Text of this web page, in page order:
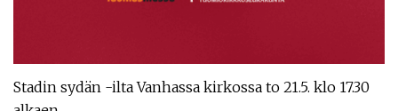
Stadin sydän -ilta Vanhassa kirkossa to 21.5. klo 17.30